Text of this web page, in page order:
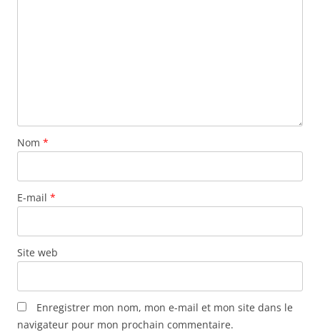
Nom *
E-mail *
Site web
Enregistrer mon nom, mon e-mail et mon site dans le
navigateur pour mon prochain commentaire.